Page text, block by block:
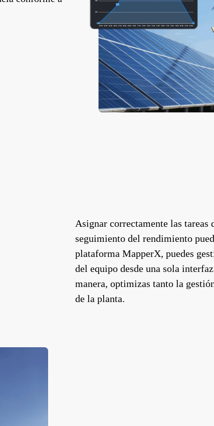
Asignar correctamente las tareas
seguimiento del rendimiento
plataforma MapperX, puedes
del equipo desde una sola
manera, optimizas tanto la
de la planta.